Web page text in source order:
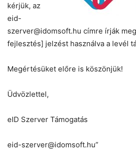
kérjük, az
eid-
szerver@idomsoft.hu címre írják
fejlesztés] jelzést használva a levél
Megértésüket előre is köszönjük!
Üdvözlettel,
eID Szerver Támogatás
eid-szerver@idomsoft.hu”